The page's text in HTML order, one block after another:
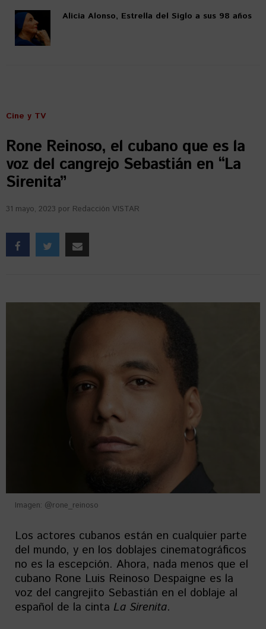
Alicia Alonso, Estrella del Siglo a sus 98 años
Cine y TV
Rone Reinoso, el cubano que es la
voz del cangrejo Sebastián en “La
Sirenita”
31 mayo, 2023 por Redacción VISTAR
Imagen: @rone_reinoso
Los actores cubanos están en cualquier parte
del mundo, y en los doblajes cinematográficos
no es la escepción. Ahora, nada menos que el
cubano Rone Luis Reinoso Despaigne es la
voz del cangrejito Sebastián en el doblaje al
español de la cinta La Sirenita.